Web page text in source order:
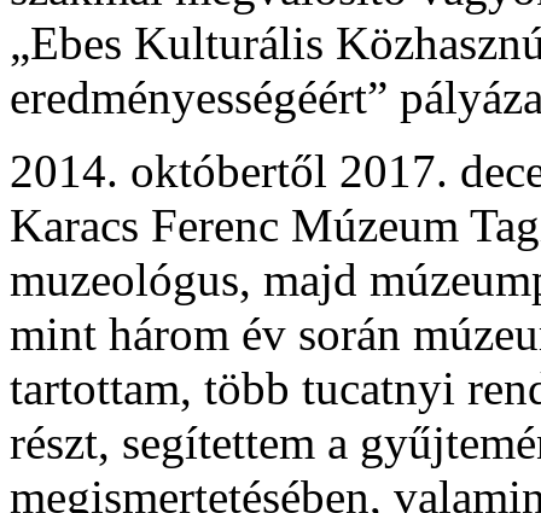
„Ebes Kulturális
eredményességéért”
2014. októbertől 2017.
Karacs Ferenc Múzeum
muzeológus, majd
mint három év során
tartottam, több tucatnyi
részt, segítettem a
megismertetésében,